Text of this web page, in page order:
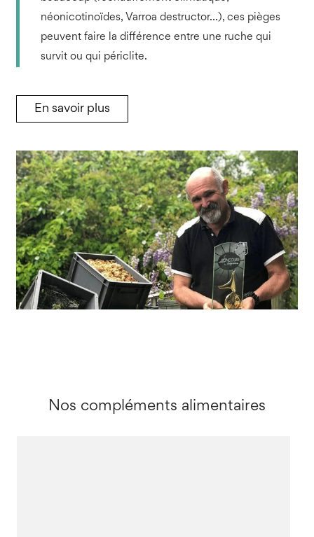
néonicotinoïdes, Varroa destructor…), ces pièges
peuvent faire la différence entre une ruche qui
survit ou qui périclite.
En savoir plus
Nos compléments alimentaires